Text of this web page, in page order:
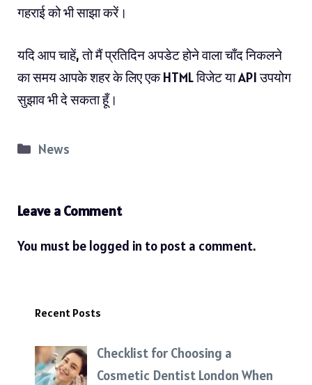
गहराई को भी साझा करें।
यदि आप चाहें, तो मैं प्रतिदिन अपडेट होने वाला चाँद निकलने
का समय आपके शहर के लिए एक HTML विजेट या API उपयोग
सुझाव भी दे सकता हूँ।
Categories
News
Leave a Comment
You must be logged in to post a comment.
Recent Posts
Checklist for Choosing a
Cosmetic Dentist London When